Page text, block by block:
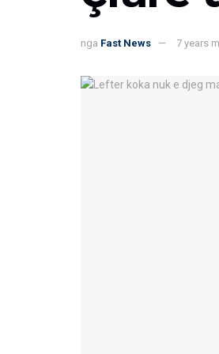
nga Fast News 7 years